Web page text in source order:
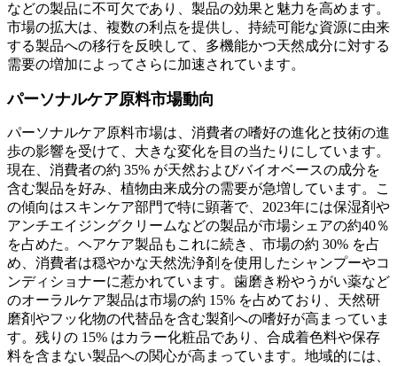
などの製品に不可欠であり、製品の効果と魅力を高めます。
市場の拡大は、複数の利点を提供し、持続可能な資源に由来
する製品への移行を反映して、多機能かつ天然成分に対する
需要の増加によってさらに加速されています。
パーソナルケア原料市場動向
パーソナルケア原料市場は、消費者の嗜好の進化と技術の進
歩の影響を受けて、大きな変化を目の当たりにしています。
現在、消費者の約 35% が天然およびバイオベースの成分を
含む製品を好み、植物由来成分の需要が急増しています。こ
の傾向はスキンケア部門で特に顕著で、2023年には保湿剤や
アンチエイジングクリームなどの製品が市場シェアの約40％
を占めた。ヘアケア製品もこれに続き、市場の約 30% を占
め、消費者は穏やかな天然洗浄剤を使用したシャンプーやコ
ンディショナーに惹かれています。歯磨き粉やうがい薬など
のオーラルケア製品は市場の約 15% を占めており、天然研
磨剤やフッ化物の代替品を含む製剤への嗜好が高まっていま
す。残りの 15% はカラー化粧品であり、合成着色料や保存
料を含まない製品への関心が高まっています。地域的には、